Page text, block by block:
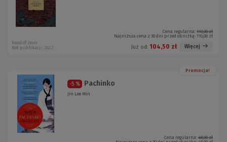
Cena regularna: 110,00 zł
Najniższa cena z 30 dni przed obniżką: 110,00 zł
Już od: 104,50 zł Więcej
head of zeus
Rok publikacji: 2022
Promocja!
-5 % Pachinko
Jin Lee Min
Cena regularna: 48,00 zł